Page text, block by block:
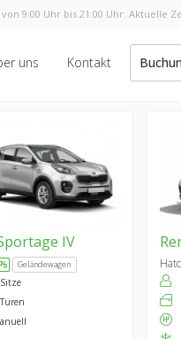
9:00 Uhr bis 21:00 Uhr. Aktuelle
uns Kontakt
IV
Geländewagen